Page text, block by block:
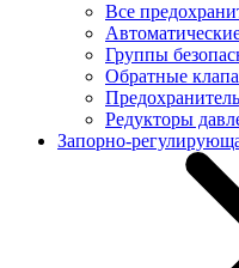
Все
Группы
Обратные
Редукторы
Запорно-